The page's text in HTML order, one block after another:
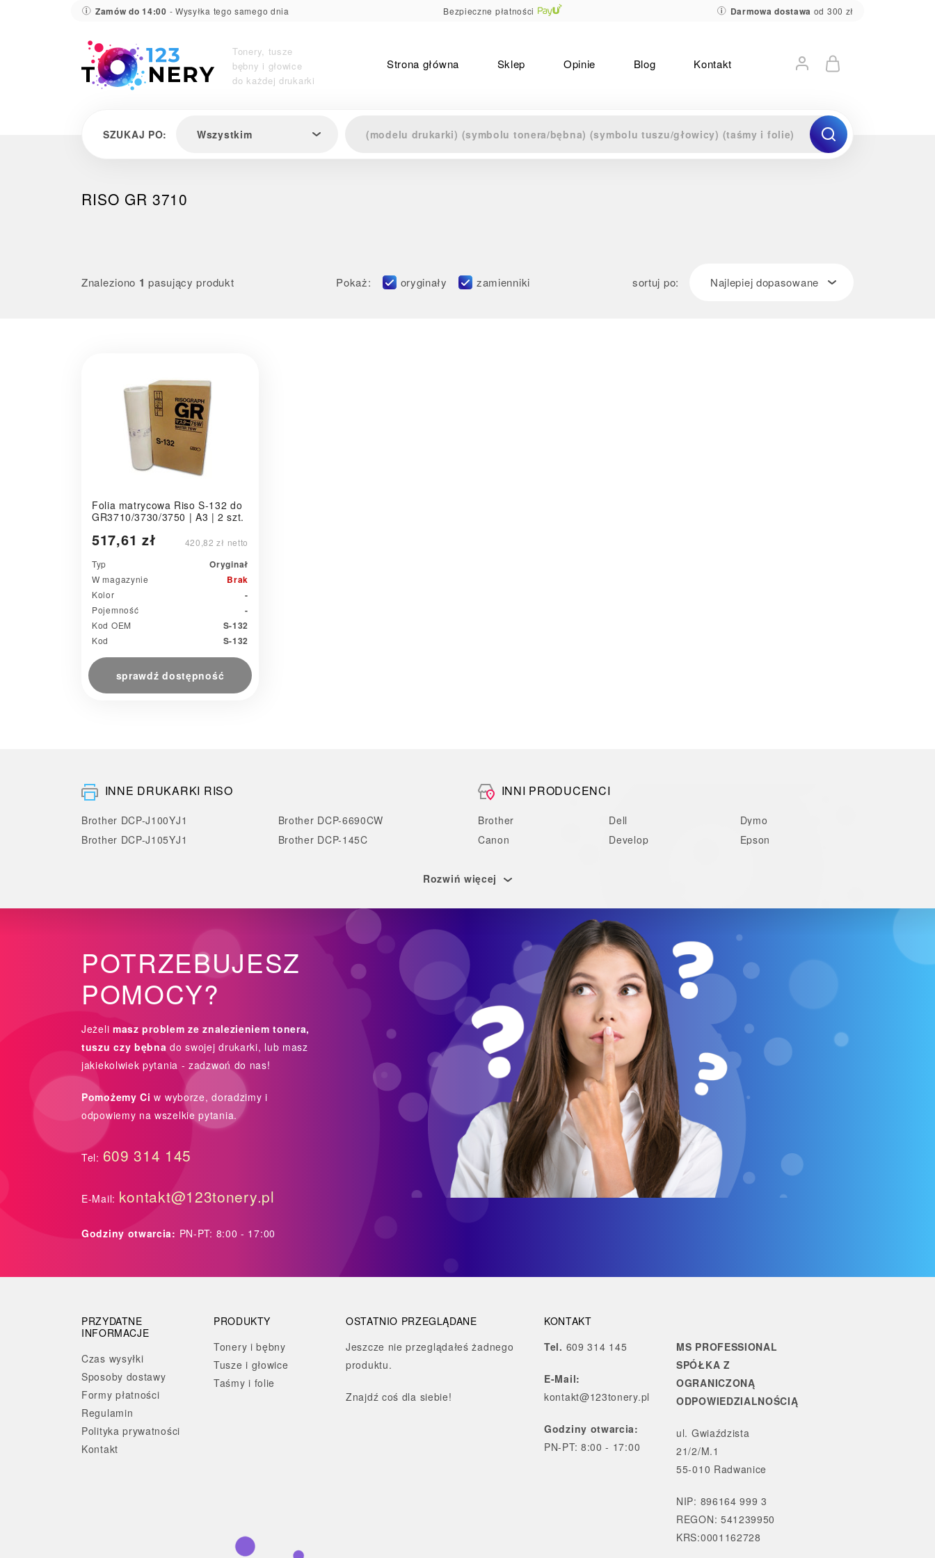
Zamów do 14:00 - Wysyłka tego samego dnia Bezpieczne płatności Darmowa dostawa od 300 zł
Tonery, tusze
bębny i głowice
do każdej drukarki
Strona główna Sklep Opinie Blog Kontakt
SZUKAJ PO: Wszystkim
RISO GR 3710
Znaleziono 1 pasujący produkt Pokaż: oryginały zamienniki sortuj po: Najlepiej dopasowane
Folia matrycowa Riso S-132 do
GR3710/3730/3750 | A3 | 2 szt.
517,61 zł
420,82 zł netto
Typ
Oryginał
W magazynie Brak
Kolor -
Pojemność -
Kod OEM S-132
Kod S-132
sprawdź dostępność
INNE DRUKARKI RISO
Brother DCP-J100YJ1
Brother DCP-J105YJ1
Brother DCP-6690CW
Brother DCP-145C
INNI PRODUCENCI
Brother
Canon
Dell
Develop
Dymo
Epson
Rozwiń więcej
POTRZEBUJESZ
POMOCY?
Jeżeli masz problem ze znalezieniem tonera,
tuszu czy bębna do swojej drukarki, lub masz
jakiekolwiek pytania - zadzwoń do nas!
Pomożemy Ci w wyborze, doradzimy i
odpowiemy na wszelkie pytania.
Tel: 609 314 145
E-Mail: kontakt@123tonery.pl
Godziny otwarcia: PN-PT: 8:00 - 17:00
PRZYDATNE
INFORMACJE
Czas wysyłki
Sposoby dostawy
Formy płatności
Regulamin
Polityka prywatności
Kontakt
PRODUKTY
Tonery i bębny
Tusze i głowice
Taśmy i folie
OSTATNIO PRZEGLĄDANE
Jeszcze nie przeglądałeś żadnego
produktu.
Znajdź coś dla siebie!
KONTAKT
Tel. 609 314 145
E-Mail:
kontakt@123tonery.pl
Godziny otwarcia:
PN-PT: 8:00 - 17:00
MS PROFESSIONAL
SPÓŁKA Z
OGRANICZONĄ
ODPOWIEDZIALNOŚCIĄ
ul. Gwiaździsta
21/2/M.1
55-010 Radwanice
NIP: 896164 999 3
REGON: 541239950
KRS:0001162728